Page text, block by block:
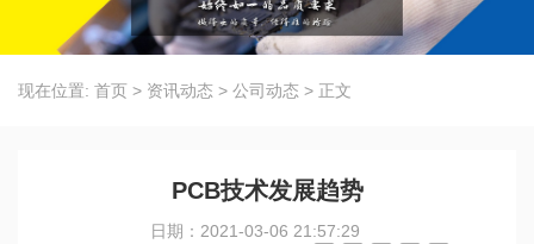
现在位置: 首页 > 资讯动态 > 公司动态 > 正文
PCB技术发展趋势
日期：2021-03-06 21:57:29